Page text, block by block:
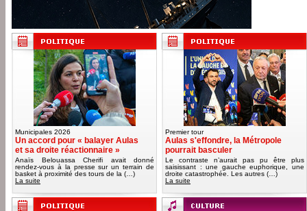
Municipales 2026
Un accord pour « balayer Aulas
et sa droite réactionnaire »
Anaïs Belouassa Cherifi avait donné
rendez-vous à la presse sur un terrain de
basket à proximité des tours de la (…)
La suite
Premier tour
Aulas s'effondre, la Métropole
pourrait basculer
Le contraste n’aurait pas pu être plus
saisissant : une gauche euphorique, une
droite catastrophée. Les autres (…)
La suite